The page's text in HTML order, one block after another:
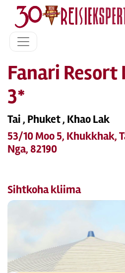
Fanari Resort
3*
Tai , Phuket , Khao Lak
53/10 Moo 5, Khukkhak,
Nga, 82190
Sihtkoha kliima